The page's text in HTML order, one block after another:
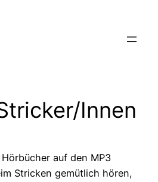
Innen
auf den MP3
Stricken gemütlich hören,